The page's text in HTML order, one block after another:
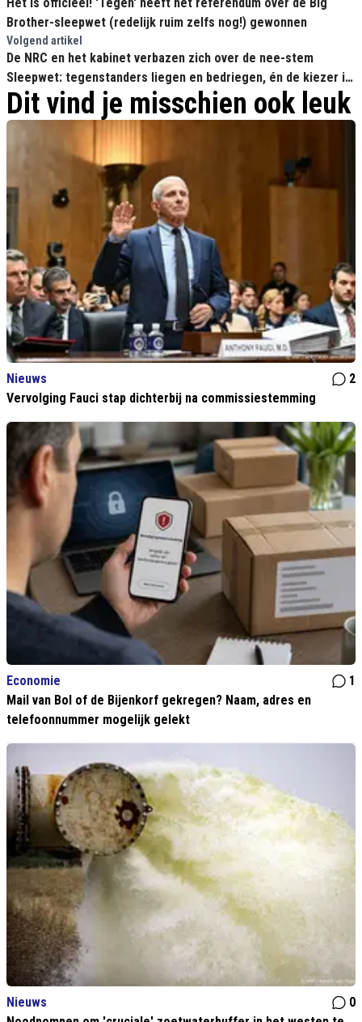
Het is officieel! 'Tegen' heeft het referendum over de Big
Brother-sleepwet (redelijk ruim zelfs nog!) gewonnen
Volgend artikel
De NRC en het kabinet verbazen zich over de nee-stem
Sleepwet: tegenstanders liegen en bedriegen, én de kiezer is
dom!
Dit vind je misschien ook leuk
Nieuws
2
Vervolging Fauci stap dichterbij na commissiestemming
Economie
1
Mail van Bol of de Bijenkorf gekregen? Naam, adres en
telefoonnummer mogelijk gelekt
Nieuws
0